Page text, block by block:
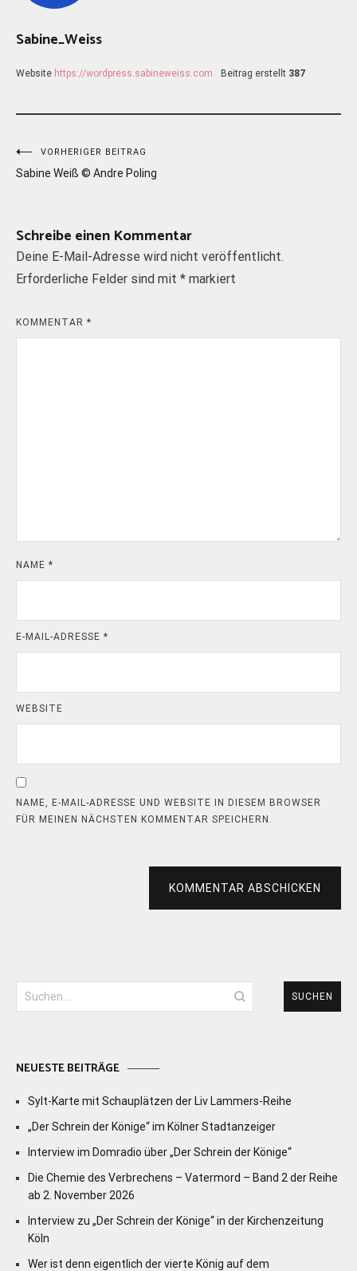
Sabine_Weiss
Website https://wordpress.sabineweiss.com Beitrag erstellt 387
Beitragsnavigation
VORHERIGER BEITRAG
Sabine Weiß © Andre Poling
Schreibe einen Kommentar
Deine E-Mail-Adresse wird nicht veröffentlicht.
Erforderliche Felder sind mit * markiert
KOMMENTAR *
NAME *
E-MAIL-ADRESSE *
WEBSITE
NAME, E-MAIL-ADRESSE UND WEBSITE IN DIESEM BROWSER
FÜR MEINEN NÄCHSTEN KOMMENTAR SPEICHERN.
KOMMENTAR ABSCHICKEN
Suchen
nach:
NEUESTE BEITRÄGE
Sylt-Karte mit Schauplätzen der Liv Lammers-Reihe
„Der Schrein der Könige“ im Kölner Stadtanzeiger
Interview im Domradio über „Der Schrein der Könige“
Die Chemie des Verbrechens – Vatermord – Band 2 der Reihe
ab 2. November 2026
Interview zu „Der Schrein der Könige“ in der Kirchenzeitung
Köln
Wer ist denn eigentlich der vierte König auf dem